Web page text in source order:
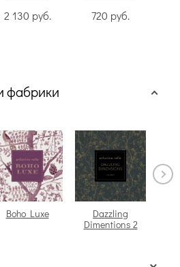
2 130 руб. 720 руб.
фабрики
Boho Luxe
Dazzling
Dimentions 2